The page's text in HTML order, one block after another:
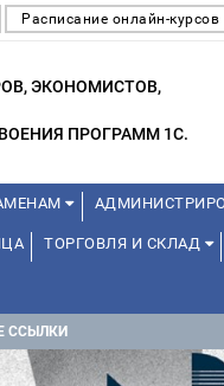
Расписание онлайн-курсов
ЭКОНОМИСТОВ,
ПРОГРАММ 1С.
ТОРГОВЛЯ И СКЛАД
ШКОЛЬНЫХ КУРСОВ
ПРОБЫ) 4-6
ССЫЛКИ